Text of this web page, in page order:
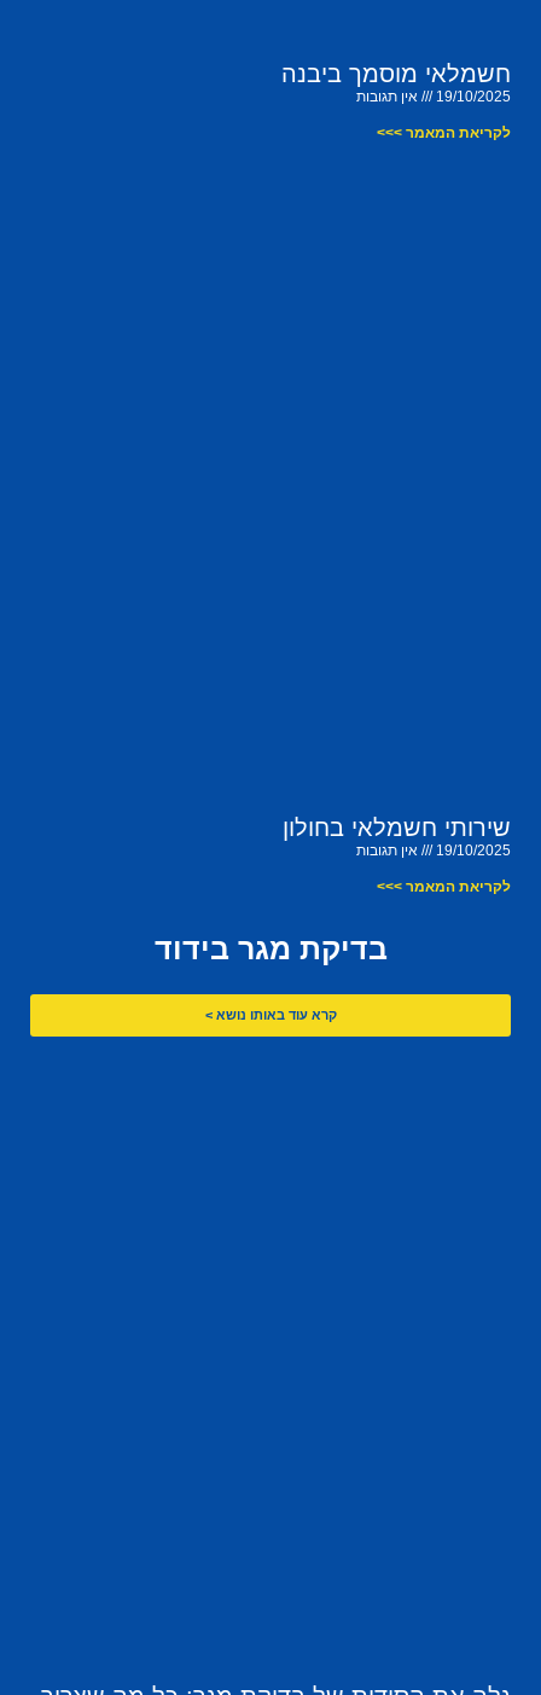
חשמלאי מוסמך ביבנה
19/10/2025 אין תגובות
לקריאת המאמר >>>
שירותי חשמלאי בחולון
19/10/2025 אין תגובות
לקריאת המאמר >>>
בדיקת מגר בידוד
קרא עוד באותו נושא >